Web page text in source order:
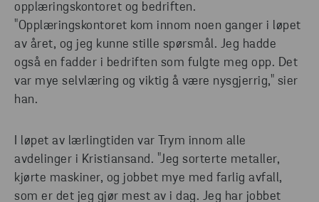
opplæringskontoret og bedriften.
"Opplæringskontoret kom innom noen ganger i løpet
av året, og jeg kunne stille spørsmål. Jeg hadde
også en fadder i bedriften som fulgte meg opp. Det
var mye selvlæring og viktig å være nysgjerrig," sier
han.
I løpet av lærlingtiden var Trym innom alle
avdelinger i Kristiansand. "Jeg sorterte metaller,
kjørte maskiner, og jobbet mye med farlig avfall,
som er det jeg gjør mest av i dag. Jeg har jobbet